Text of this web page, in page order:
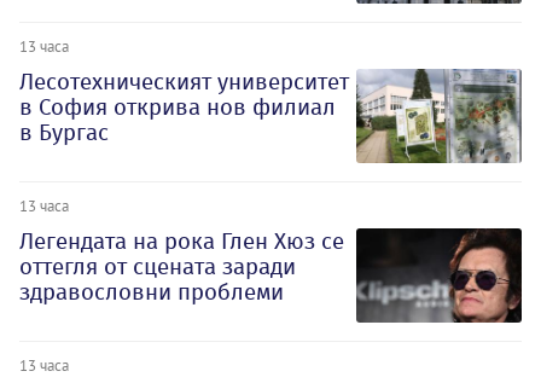
13 часа
Лесотехническият университет
в София открива нов филиал
в Бургас
13 часа
Легендата на рока Глен Хюз се
оттегля от сцената заради
здравословни проблеми
13 часа